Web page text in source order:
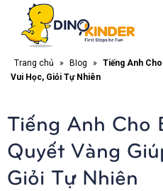
Trang chủ » Blog »
Tiếng Anh
Vui Học, Giỏi Tự Nhiên
Tiếng Anh Cho
Quyết Vàng
Giỏi Tự Nhiên